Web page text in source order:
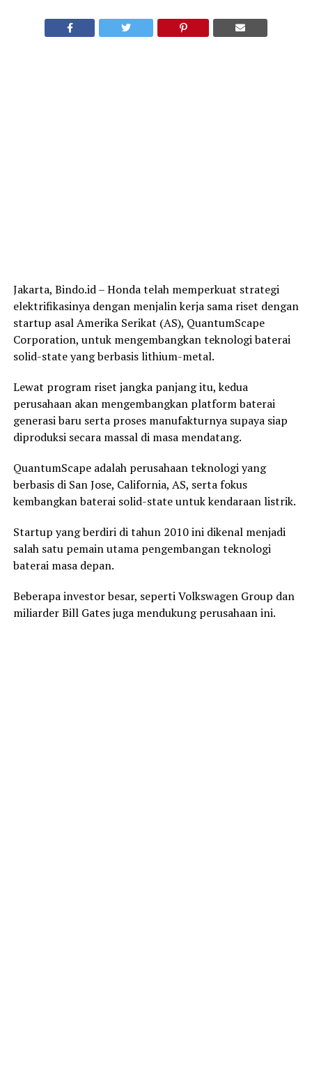
Jakarta, Bindo.id – Honda telah memperkuat strategi
elektrifikasinya dengan menjalin kerja sama riset dengan
startup asal Amerika Serikat (AS), QuantumScape
Corporation, untuk mengembangkan teknologi baterai
solid-state yang berbasis lithium-metal.
Lewat program riset jangka panjang itu, kedua
perusahaan akan mengembangkan platform baterai
generasi baru serta proses manufakturnya supaya siap
diproduksi secara massal di masa mendatang.
QuantumScape adalah perusahaan teknologi yang
berbasis di San Jose, California, AS, serta fokus
kembangkan baterai solid-state untuk kendaraan listrik.
Startup yang berdiri di tahun 2010 ini dikenal menjadi
salah satu pemain utama pengembangan teknologi
baterai masa depan.
Beberapa investor besar, seperti Volkswagen Group dan
miliarder Bill Gates juga mendukung perusahaan ini.